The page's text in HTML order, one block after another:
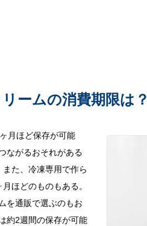
ームの消費期限は？
月ほど保存が可能
ながるおそれがある
た、冷凍専用で作ら
ほどのものもある。
を通販で選ぶのもお
約2週間の保存が可能